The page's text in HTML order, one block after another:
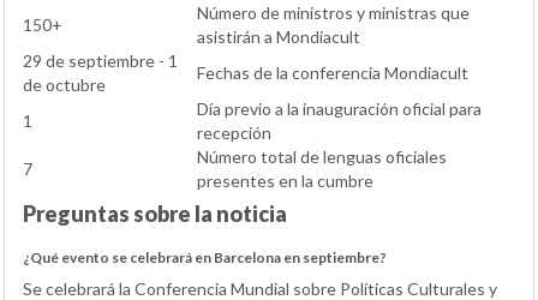
150+
Número de ministros y ministras que
asistirán a Mondiacult
29 de septiembre - 1
de octubre
Fechas de la conferencia Mondiacult
1
Día previo a la inauguración oficial para
recepción
7
Número total de lenguas oficiales
presentes en la cumbre
Preguntas sobre la noticia
¿Qué evento se celebrará en Barcelona en septiembre?
Se celebrará la Conferencia Mundial sobre Políticas Culturales y